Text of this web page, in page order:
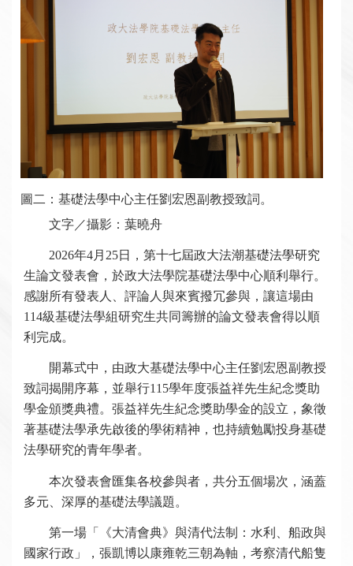
圖二：基礎法學中心主任劉宏恩副教授致詞。
文字／攝影：葉曉舟
2026年4月25日，第十七屆政大法潮基礎法學研究
生論文發表會，於政大法學院基礎法學中心順利舉行。
感謝所有發表人、評論人與來賓撥冗參與，讓這場由
114級基礎法學組研究生共同籌辦的論文發表會得以順
利完成。
開幕式中，由政大基礎法學中心主任劉宏恩副教授
致詞揭開序幕，並舉行115學年度張益祥先生紀念獎助
學金頒獎典禮。張益祥先生紀念獎助學金的設立，象徵
著基礎法學承先啟後的學術精神，也持續勉勵投身基礎
法學研究的青年學者。
本次發表會匯集各校參與者，共分五個場次，涵蓋
多元、深厚的基礎法學議題。
第一場「《大清會典》與清代法制：水利、船政與
國家行政」，張凱博以康雍乾三朝為軸，考察清代船隻